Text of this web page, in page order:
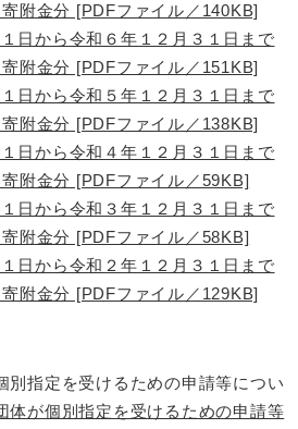
附金分 [PDFファイル／140KB]
日から令和６年１２月３１日まで
附金分 [PDFファイル／151KB]
日から令和５年１２月３１日まで
附金分 [PDFファイル／138KB]
日から令和４年１２月３１日まで
附金分 [PDFファイル／59KB]
日から令和３年１２月３１日まで
附金分 [PDFファイル／58KB]
日から令和２年１２月３１日まで
附金分 [PDFファイル／129KB]
別指定を受けるための申請等につい
体が個別指定を受けるための申請等